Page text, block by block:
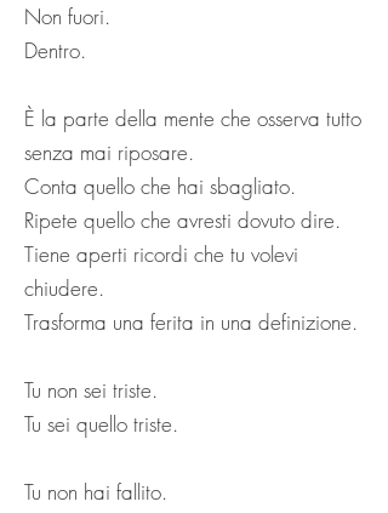
Non fuori.
Dentro.
È la parte della mente che osserva tutto
senza mai riposare.
Conta quello che hai sbagliato.
Ripete quello che avresti dovuto dire.
Tiene aperti ricordi che tu volevi
chiudere.
Trasforma una ferita in una definizione.
Tu non sei triste.
Tu sei quello triste.
Tu non hai fallito.